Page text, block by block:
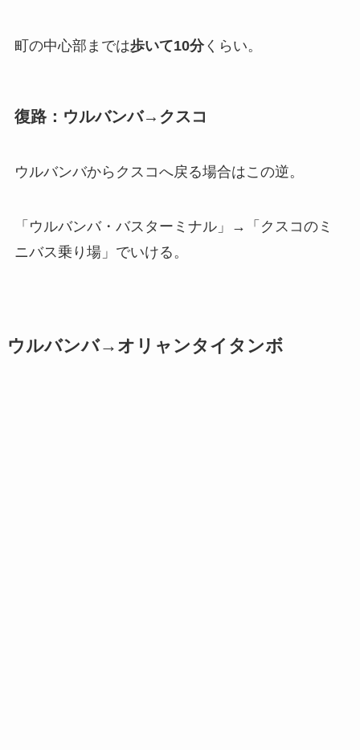
町の中心部までは歩いて10分くらい。
復路：ウルバンバ→クスコ
ウルバンバからクスコへ戻る場合はこの逆。
「ウルバンバ・バスターミナル」→「クスコのミ
ニバス乗り場」でいける。
ウルバンバ→オリャンタイタンボ